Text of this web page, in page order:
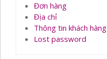
Đơn hàng
Địa chỉ
Thông tin khách hàng
Lost password